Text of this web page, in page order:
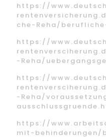
https://
che-Reha/
https://
-Reha/
https://
-Reha/
https://
mit-